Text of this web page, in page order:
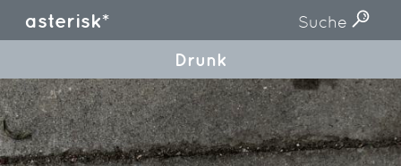
asterisk* Suche
Drunk